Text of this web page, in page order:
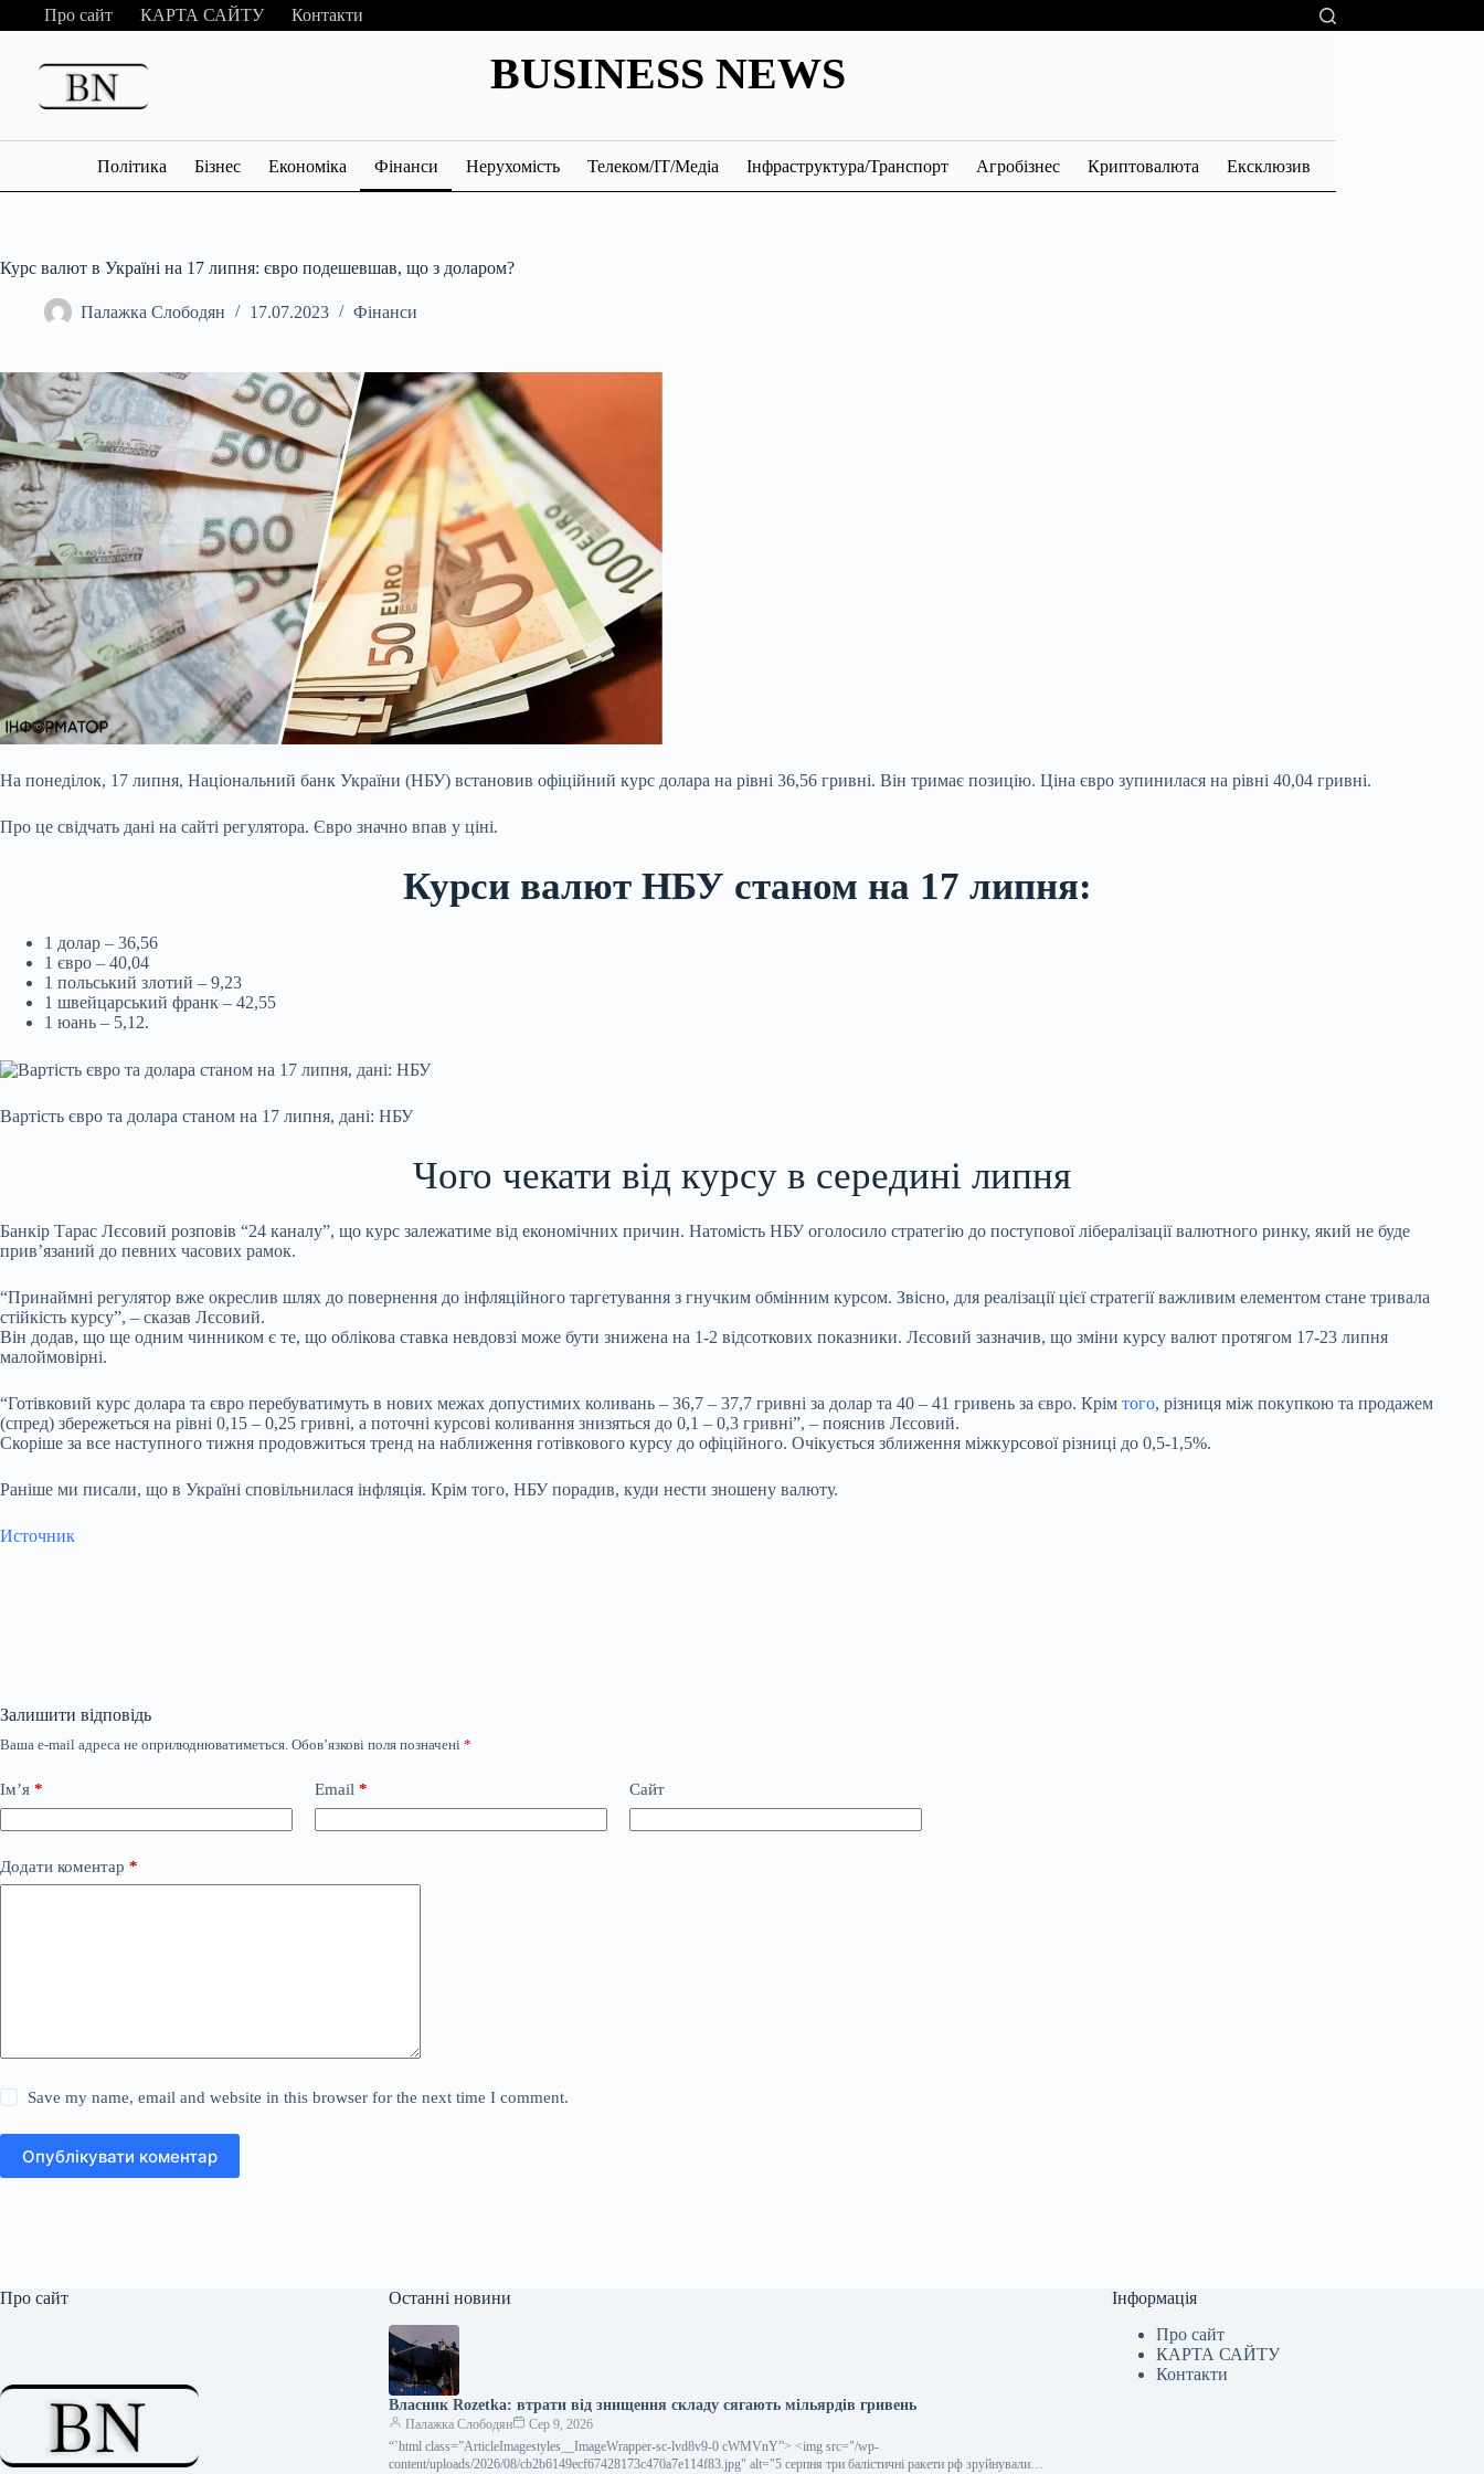
Перейти
до
Про сайт КАРТА САЙТУ Контакти
BUSINESS NEWS
Політика Бізнес Економіка Фінанси Нерухомість Телеком/ІТ/Медіа Інфраструктура/Транспорт Агробізнес Криптовалюта Ексклюзив
Курс валют в Україні на 17 липня: євро подешевшав, що з доларом?
Палажка Слободян 17.07.2023 Фінанси
На понеділок, 17 липня, Національний банк України (НБУ) встановив офіційний курс долара на рівні 36,56 гривні. Він тримає позицію. Ціна євро зупинилася на рівні 40,04 гривні.
Про це свідчать дані на сайті регулятора. Євро значно впав у ціні.
Курси валют НБУ станом на 17 липня:
1 долар – 36,56
1 євро – 40,04
1 польський злотий – 9,23
1 швейцарський франк – 42,55
1 юань – 5,12.
Вартість євро та долара станом на 17 липня, дані: НБУ
Чого чекати від курсу в середині липня
Банкір Тарас Лєсовий розповів “24 каналу”, що курс залежатиме від економічних причин. Натомість НБУ оголосило стратегію до поступової лібералізації валютного ринку, який не буде
прив’язаний до певних часових рамок.
“Принаймні регулятор вже окреслив шлях до повернення до інфляційного таргетування з гнучким обмінним курсом. Звісно, для реалізації цієї стратегії важливим елементом стане тривала
стійкість курсу”, – сказав Лєсовий.
Він додав, що ще одним чинником є те, що облікова ставка невдовзі може бути знижена на 1-2 відсоткових показники. Лєсовий зазначив, що зміни курсу валют протягом 17-23 липня
малоймовірні.
“Готівковий курс долара та євро перебуватимуть в нових межах допустимих коливань – 36,7 – 37,7 гривні за долар та 40 – 41 гривень за євро. Крім того, різниця між покупкою та продажем
(спред) збережеться на рівні 0,15 – 0,25 гривні, а поточні курсові коливання знизяться до 0,1 – 0,3 гривні”, – пояснив Лєсовий.
Скоріше за все наступного тижня продовжиться тренд на наближення готівкового курсу до офіційного. Очікується зближення міжкурсової різниці до 0,5-1,5%.
Раніше ми писали, що в Україні сповільнилася інфляція. Крім того, НБУ порадив, куди нести зношену валюту.
Источник
Залишити відповідь
Ваша e-mail адреса не оприлюднюватиметься. Обов’язкові поля позначені *
Ім’я * Email * Сайт
Додати коментар *
Save my name, email and website in this browser for the next time I comment.
Опублікувати коментар
Про сайт Останні новини
Власник Rozetka: втрати від знищення складу сягають мільярдів гривень
Палажка Слободян
Сер 9, 2026
“`html class=”ArticleImagestyles__ImageWrapper-sc-lvd8v9-0 cWMVnY”> <img src="/wp-
content/uploads/2026/08/cb2b6149ecf67428173c470a7e114f83.jpg" alt="5 серпня три балістичні ракети рф зруйнували
Інформація
Про сайт
КАРТА САЙТУ
Контакти